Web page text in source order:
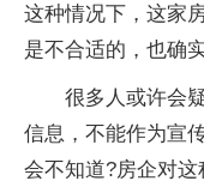
这种情况下，这家
是不合适的，也确
很多人或许会
信息，不能作为宣
会不知道?房企对这